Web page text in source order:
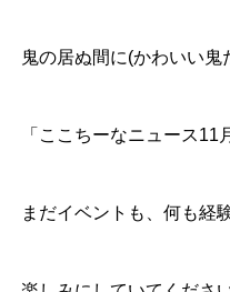
鬼の居ぬ間に(かわいい
「ここちーなニュース
まだイベントも、何も経